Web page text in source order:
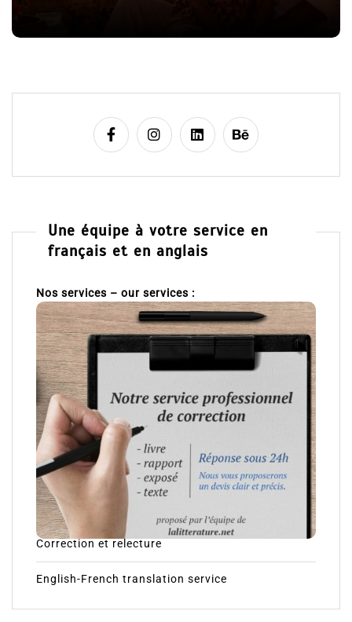
Une équipe à votre service en
français et en anglais
Nos services – our services :
Correction et relecture
English-French translation service